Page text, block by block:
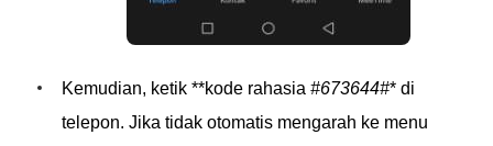
Kemudian, ketik **kode rahasia #673644#* di
telepon. Jika tidak otomatis mengarah ke menu